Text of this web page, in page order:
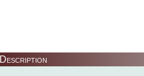
Description